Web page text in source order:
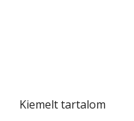
Kiemelt tartalom